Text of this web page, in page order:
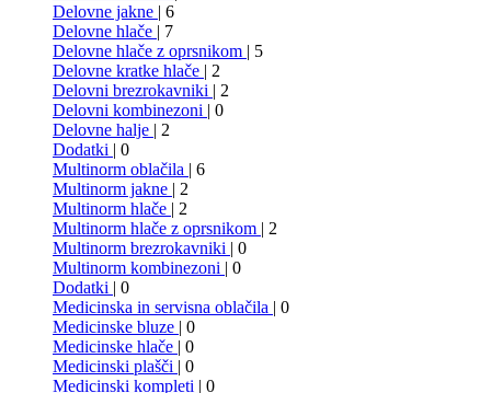
Delovne jakne | 6
Delovne hlače | 7
Delovne hlače z oprsnikom | 5
Delovne kratke hlače | 2
Delovni brezrokavniki | 2
Delovni kombinezoni | 0
Delovne halje | 2
Dodatki | 0
Multinorm oblačila | 6
Multinorm jakne | 2
Multinorm hlače | 2
Multinorm hlače z oprsnikom | 2
Multinorm brezrokavniki | 0
Multinorm kombinezoni | 0
Dodatki | 0
Medicinska in servisna oblačila | 0
Medicinske bluze | 0
Medicinske hlače | 0
Medicinski plašči | 0
Medicinski kompleti | 0